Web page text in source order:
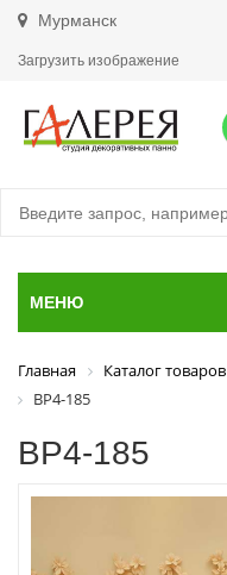
Мурманск
Загрузить изображение
МЕНЮ
Главная Каталог товаров
ВР4-185
ВР4-185